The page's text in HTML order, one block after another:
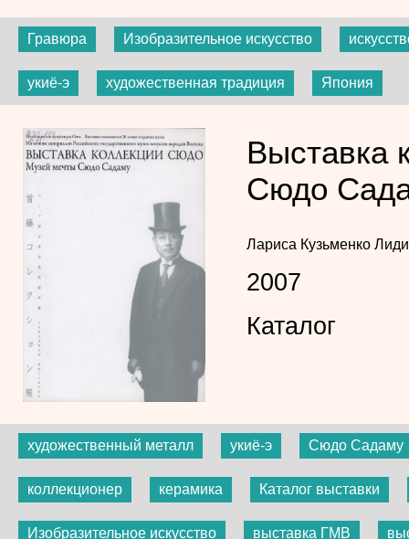
Гравюра Изобразительное искусство
укиё-э художественная традиция Япония
Выставка
Сюдо
Лариса Кузьменко
2007
Каталог
художественный металл укиё-э Сюдо Садаму
коллекционер керамика Каталог выставки
Изобразительное искусство выставка ГМВ